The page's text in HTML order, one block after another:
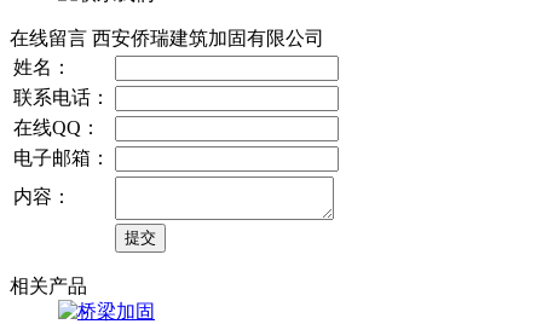
在线留言 西安侨瑞建筑加固有限公司
姓名：
联系电话：
在线QQ：
电子邮箱：
内容：
相关产品